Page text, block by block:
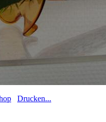
Drucken...